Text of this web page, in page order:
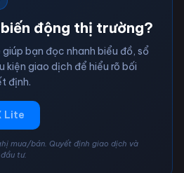
động thị trường?
bạn đọc nhanh biểu đồ, sổ
kiện giao dịch để hiểu rõ bối
định.
Lite
mua/bán. Quyết định giao dịch và
tư.